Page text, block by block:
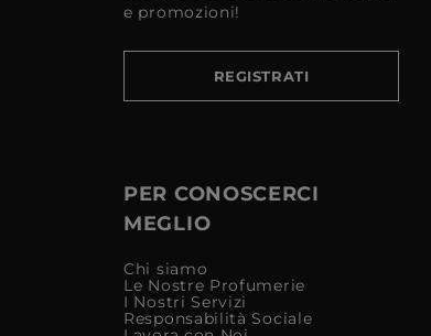
e promozioni!
REGISTRATI
PER CONOSCERCI
MEGLIO
Chi siamo
Le Nostre Profumerie
I Nostri Servizi
Responsabilità Sociale